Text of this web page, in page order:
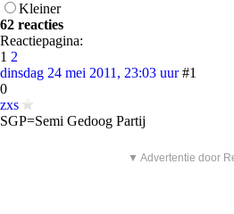
Kleiner
62 reacties
Reactiepagina:
1 2
dinsdag 24 mei 2011, 23:03 uur #1
0
zxs
SGP=Semi Gedoog Partij
▼ Advertentie door